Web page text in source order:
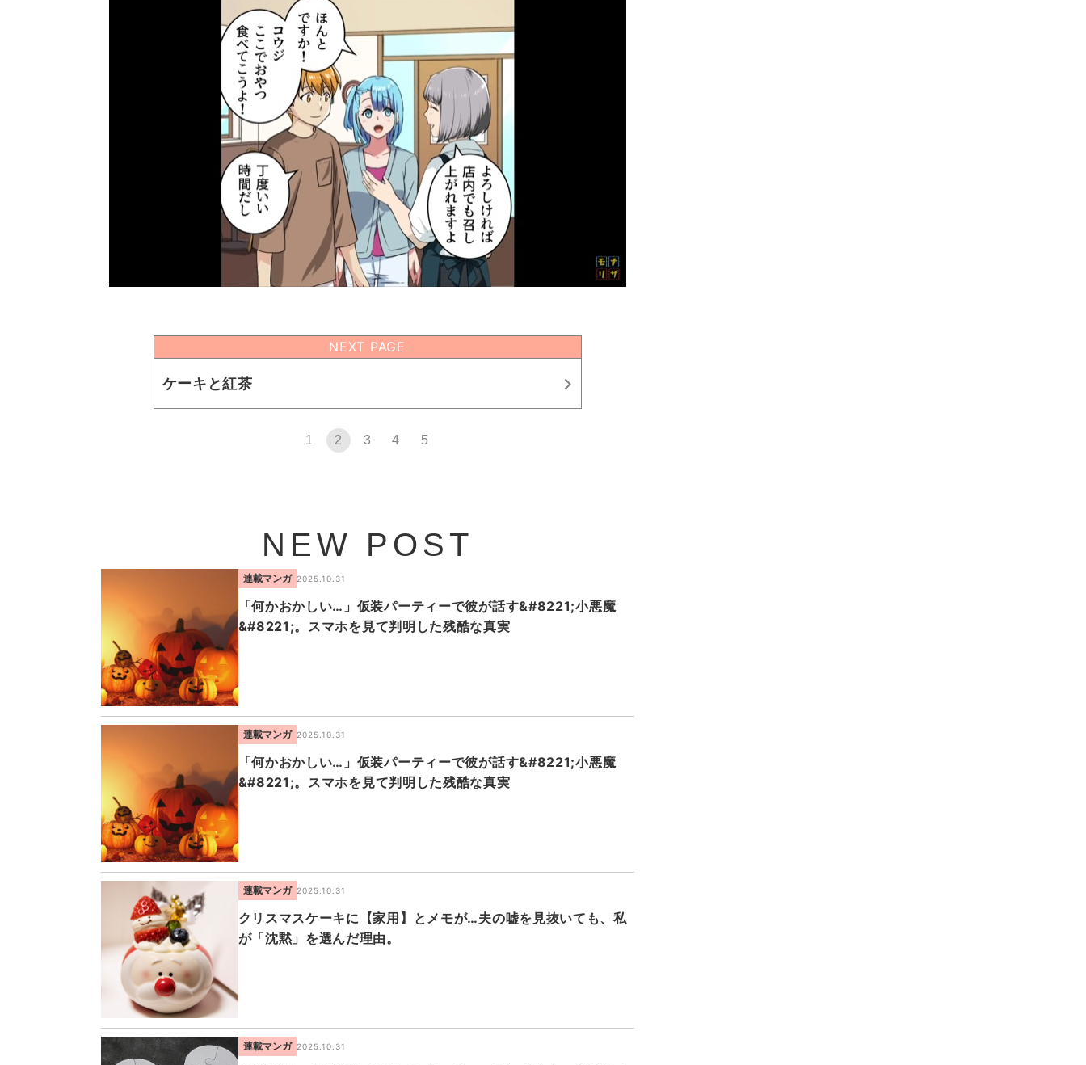
NEXT PAGE
ケーキと紅茶
1 2 3 4 5
NEW POST
連載マンガ 2025.10.31
「何かおかしい…」仮装パーティーで彼が話す&#8221;小悪魔
&#8221;。スマホを見て判明した残酷な真実
連載マンガ 2025.10.31
「何かおかしい…」仮装パーティーで彼が話す&#8221;小悪魔
&#8221;。スマホを見て判明した残酷な真実
連載マンガ 2025.10.31
クリスマスケーキに【家用】とメモが…夫の嘘を見抜いても、私
が「沈黙」を選んだ理由。
連載マンガ 2025.10.31